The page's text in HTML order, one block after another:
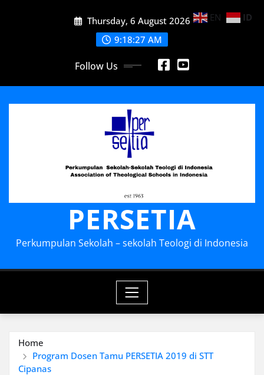
Thursday, 6 August 2026
9:18:28 AM
Follow Us
PERSETIA
Perkumpulan Sekolah – sekolah Teologi di Indonesia
Home
Program Dosen Tamu PERSETIA 2019 di STT
Cipanas
EN ID